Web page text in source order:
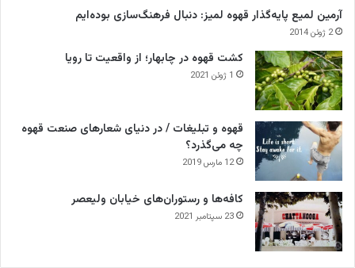
آرمین لمیع پایه‌گذار قهوه لمیز: دنبال فرهنگ‌سازی بوده‌ایم
2 ژوئن 2014
کشت قهوه در چابهار؛ از واقعیت تا رویا
1 ژوئن 2021
قهوه و تبلیغات / در دنیای شعارهای صنعت قهوه
چه می‌گذرد؟
12 مارس 2019
کافه‌ها و رستوران‌های خیابان ولیعصر
23 سپتامبر 2021